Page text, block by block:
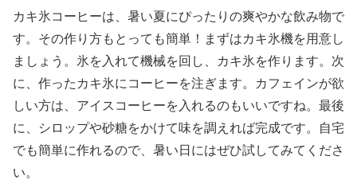
カキ氷コーヒーは、暑い夏にぴったりの爽やかな飲み物で
す。その作り方もとっても簡単！まずはカキ氷機を用意し
ましょう。氷を入れて機械を回し、カキ氷を作ります。次
に、作ったカキ氷にコーヒーを注ぎます。カフェインが欲
しい方は、アイスコーヒーを入れるのもいいですね。最後
に、シロップや砂糖をかけて味を調えれば完成です。自宅
でも簡単に作れるので、暑い日にはぜひ試してみてくださ
い。